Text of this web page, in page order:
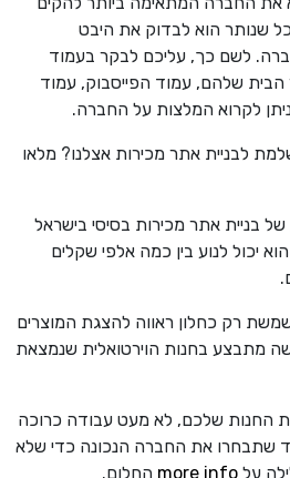
שנותר הוא לבדוק את היבט
לשם כך, עליכם לבקר בעמוד
שלהם, עמוד הפייסבוק, עמוד
לקרוא המלצות על החברה.
לבניית אתר מכירות אצלנו? מלאו
בניית אתר מכירות בסיסי בישראל
יכול לנוע בין כמה אלפי שקלים
רק כחלון ראווה להצגת המוצרים
מתבצע בחנות הוירטואלית שנמצאת
החנות שלכם, לא מעט עבודה כרוכה
שתבחרו את החברה הנכונה כדי שלא
על more info החלום.